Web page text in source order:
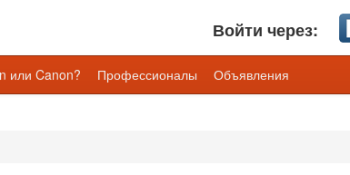
Войти через:
или Canon? Профессионалы Объявления